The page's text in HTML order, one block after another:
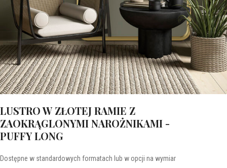
LUSTRO W ZŁOTEJ RAMIE Z
ZAOKRĄGLONYMI NAROŻNIKAMI -
PUFFY LONG
Dostępne w standardowych formatach lub w opcji na wymiar